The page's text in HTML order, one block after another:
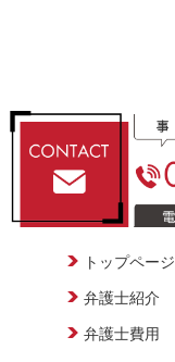
トップページ
弁護士紹介
弁護士費用